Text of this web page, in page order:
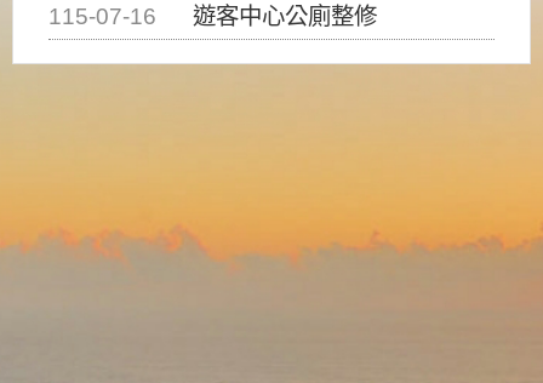
115-07-16
遊客中心公廁整修